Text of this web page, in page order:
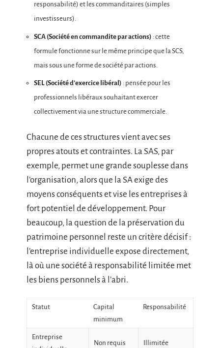
responsabilité) et les commanditaires (simples
investisseurs).
SCA (Société en commandite par actions) : cette
formule fonctionne sur le même principe que la SCS,
mais sous une forme de société par actions.
SEL (Société d’exercice libéral) : pensée pour les
professionnels libéraux souhaitant exercer
collectivement via une structure commerciale.
Chacune de ces structures vient avec ses
propres atouts et contraintes. La SAS, par
exemple, permet une grande souplesse dans
l’organisation, alors que la SA exige des
moyens conséquents et vise les entreprises à
fort potentiel de développement. Pour
beaucoup, la question de la préservation du
patrimoine personnel reste un critère décisif :
l’entreprise individuelle expose directement,
là où une société à responsabilité limitée met
les biens personnels à l’abri.
Statut
Capital
minimum
Responsabilité
Entreprise
Non requis Illimitée